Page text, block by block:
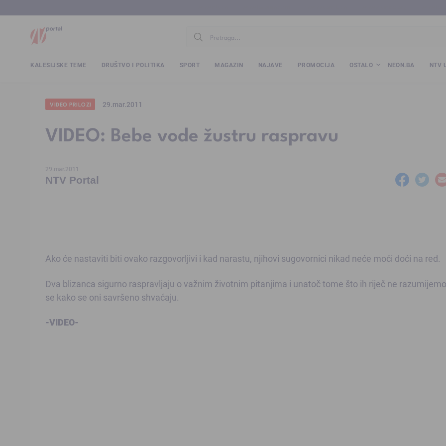
KALESIJSKE TEME DRUŠTVO I POLITIKA SPORT MAGAZIN NAJAVE PROMOCIJA OSTALO NEON.BA NTV
VIDEO PRILOZI 29.mar.2011
VIDEO: Bebe vode žustru raspravu
29.mar.2011
NTV Portal
Ako će nastaviti biti ovako razgovorljivi i kad narastu, njihovi sugovornici nikad neće moći doći na red.
Dva blizanca sigurno raspravljaju o važnim životnim pitanjima i unatoč tome što ih riječ ne
se kako se oni savršeno shvaćaju.
-VIDEO-